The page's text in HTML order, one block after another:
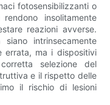
fotosensibilizzanti o
insolitamente
reazioni avverse.
intrinsecamente
errata, ma i dispositivi
selezione del
e il rispetto delle
il rischio di lesioni